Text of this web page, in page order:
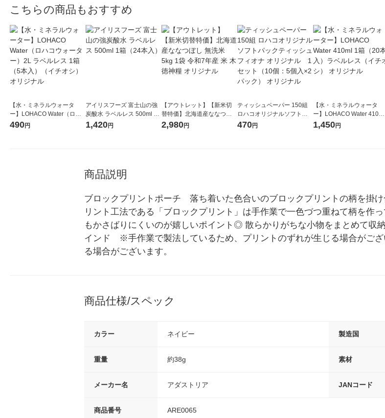
こちらの商品もおすすめ
【水・ミネラルウォータ
ー】LOHACO Water（ロハ
コウォーター）2L ラベルレ
490円
アイリスフーズ 富士山の強
炭酸水 ラベルレス 500ml 1
箱（24本入）
1,420円
【アウトレット】【新米切
替特価】北海道産ななつぼ
し 無洗米 5kg 1袋 令和7年産
米 木徳神糧 オリジナル
2,980円
ティッシュペーパー 150組
ロハコオリジナルソフトパ
ックティッシュ フィオナ オ
470円
【水・ミネラルウォータ
ー】LOHACO Water 410ml
1箱（20本入）ラベルレス
（イチオシ） オリジナル
1,450円
商品説明
ブロックプリントポーチ　落ち着いた色合いのブロックプリントの柄を掛
リント工法である「ブロックプリント」は手作業で一色づつ重ねて柄を作
もかさばりにくいのが嬉しいポイント◎ 散らかりがちな小物をまとめて収
インド　※手作業で製法しているため、プリントのずれが生じる場合がご
る場合がございます。
商品仕様/スペック
カラー ネイビー 製造国
重量 約38g 素材
メーカー名 アダストリア JANコード
商品番号 ARE0065